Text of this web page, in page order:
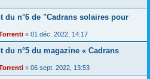
du n°6 de "Cadrans solaires pour
« 01 déc. 2022, 14:17
du n°5 du magazine « Cadrans
« 06 sept. 2022, 13:53